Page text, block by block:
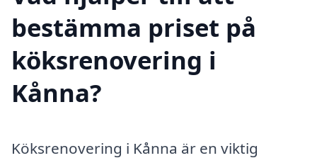
bestämma priset på
köksrenovering i
Kånna?
Köksrenovering i Kånna är en viktig